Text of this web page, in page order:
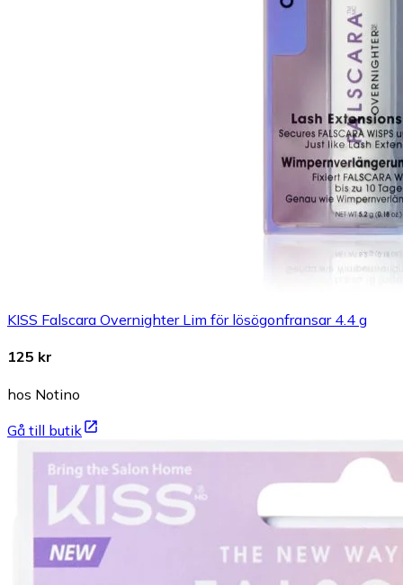
KISS Falscara Overnighter Lim för lösögonfransar 4.4 g
125 kr
hos Notino
Gå till butik